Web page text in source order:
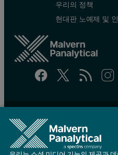
우리의 정책
현대판 노예제 및
Site map
Cookie settings
© Copyright 2026 - Malvern